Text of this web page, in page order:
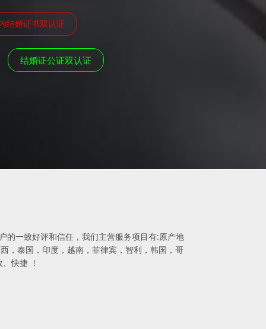
结婚证书双认证
结婚证公证双认证
的一致好评和信任，我们主营服务项目有:原产地
，泰国，印度，越南，菲律宾，智利，韩国，哥
快捷 ！